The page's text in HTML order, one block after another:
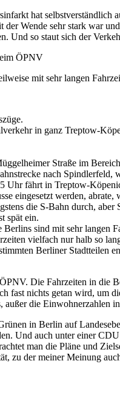
hat selbstverständlich
Wende sehr stark war
Und so staut sich der
ÖPNV
mit sehr langen
in ganz Treptow-
Straße im
nach Spindlerfeld,
Uhr fährt in Treptow-
eingesetzt werden,
die S-Bahn durch,
spät ein.
Berlins sind mit sehr langen
vielfach nur halb so
Berliner Stadtteilen
Die Fahrzeiten in die
fast nichts getan wird, um
außer die Einwohnerzahlen
in Berlin auf
Und auch unter einer
man die Pläne und
zu der meiner Meinung